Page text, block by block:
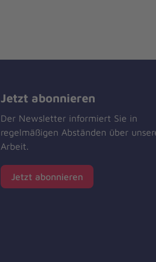
Jetzt abonnieren
Der Newsletter informiert Sie in
regelmäßigen Abständen über
Arbeit.
Jetzt abonnieren